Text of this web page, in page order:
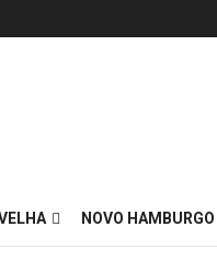
NOVO HAMBURGO